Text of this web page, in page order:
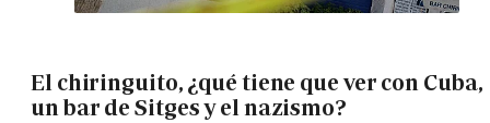
El chiringuito, ¿qué tiene que ver con Cuba,
un bar de Sitges y el nazismo?